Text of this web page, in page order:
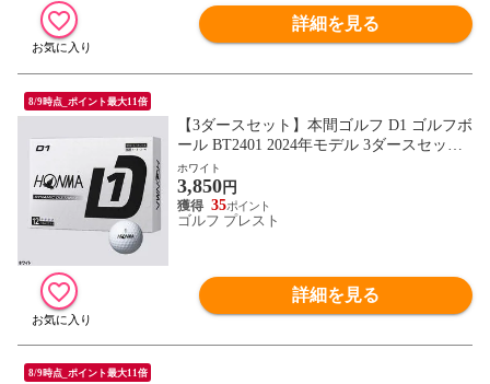
詳細を見る
8/9時点_ポイント最大11倍
【3ダースセット】本間ゴルフ D1 ゴルフボ
ール BT2401 2024年モデル 3ダースセット
（36球） HONMA GOLF ホワイト
ホワイト
3,850円
35
ゴルフ プレスト
詳細を見る
8/9時点_ポイント最大11倍